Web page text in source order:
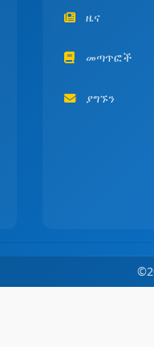
ዜና
መጣጥፎች
ያግኙን